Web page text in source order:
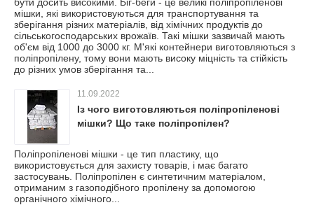
мішки, які використовуються для транспортування та
зберігання різних матеріалів, від хімічних продуктів до
сільськогосподарських врожаїв. Такі мішки зазвичай мають
об'єм від 1000 до 3000 кг. М'які контейнери виготовляються з
поліпропілену, тому вони мають високу міцність та стійкість
до різних умов зберігання та...
11.09.2022
Із чого виготовляються поліпропіленові
мішки? Що таке поліпропілен?
Поліпропіленові мішки - це тип пластику, що
використовується для захисту товарів, і має багато
застосувань. Поліпропілен є синтетичним матеріалом,
отриманим з газоподібного пропілену за допомогою
органічного хімічного...